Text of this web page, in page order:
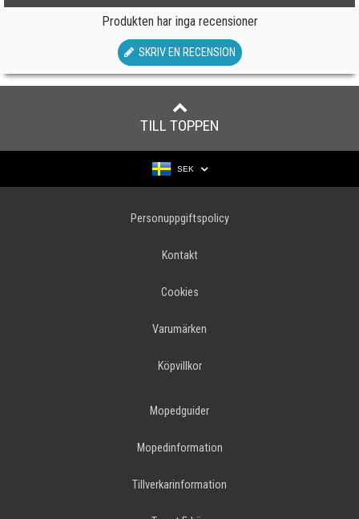
Produkten har inga recensioner
SKRIV EN RECENSION
TILL TOPPEN
SEK
Personuppgiftspolicy
Kontakt
Cookies
Varumärken
Köpvillkor
Mopedguider
Mopedinformation
Tillverkarinformation